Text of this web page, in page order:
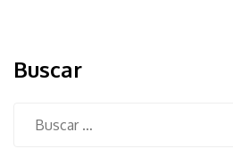
Buscar